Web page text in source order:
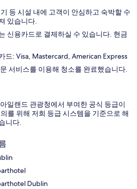
등 시설 내에 고객이 안심하고 숙박할 수
있습니다.
신용카드로 결제하실 수 있습니다. 현금
드: Visa, Mastercard, American Express
서비스를 이용해 청소를 완료했습니다.
일랜드 관광청에서 부여한 공식 등급이
를 위해 저희 등급 시스템을 기준으로 해
니다.
Dublin